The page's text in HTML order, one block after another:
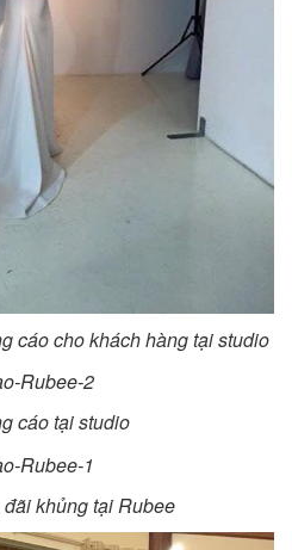
cáo cho khách hàng tại studio
cáo tại studio
khủng tại Rubee